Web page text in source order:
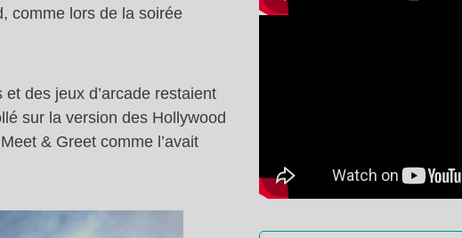
comme lors de la soirée
et des jeux d’arcade restaient
sur la version des Hollywood
& Greet comme l’avait